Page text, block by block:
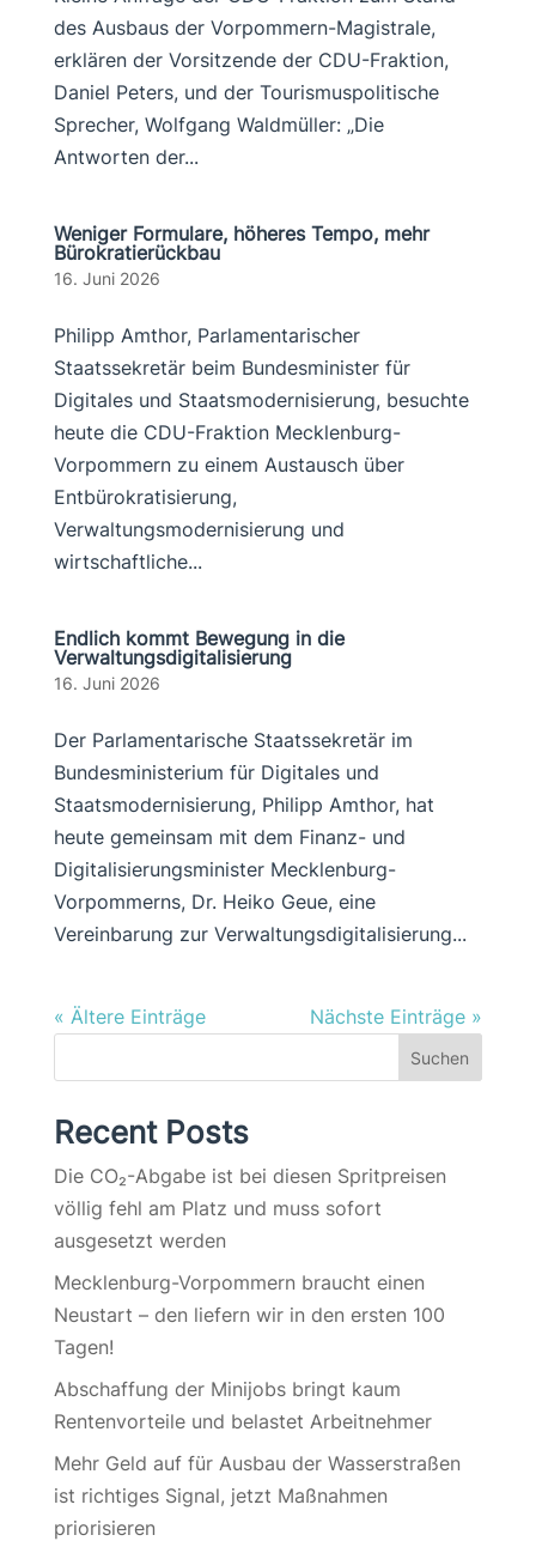
des Ausbaus der Vorpommern-Magistrale,
erklären der Vorsitzende der CDU-Fraktion,
Daniel Peters, und der Tourismuspolitische
Sprecher, Wolfgang Waldmüller: „Die
Antworten der...
Weniger Formulare, höheres Tempo, mehr
Bürokratierückbau
16. Juni 2026
Philipp Amthor, Parlamentarischer
Staatssekretär beim Bundesminister für
Digitales und Staatsmodernisierung, besuchte
heute die CDU-Fraktion Mecklenburg-
Vorpommern zu einem Austausch über
Entbürokratisierung,
Verwaltungsmodernisierung und
wirtschaftliche...
Endlich kommt Bewegung in die
Verwaltungsdigitalisierung
16. Juni 2026
Der Parlamentarische Staatssekretär im
Bundesministerium für Digitales und
Staatsmodernisierung, Philipp Amthor, hat
heute gemeinsam mit dem Finanz- und
Digitalisierungsminister Mecklenburg-
Vorpommerns, Dr. Heiko Geue, eine
Vereinbarung zur Verwaltungsdigitalisierung...
« Ältere Einträge Nächste Einträge »
Suchen
Recent Posts
Die CO₂-Abgabe ist bei diesen Spritpreisen
völlig fehl am Platz und muss sofort
ausgesetzt werden
Mecklenburg-Vorpommern braucht einen
Neustart – den liefern wir in den ersten 100
Tagen!
Abschaffung der Minijobs bringt kaum
Rentenvorteile und belastet Arbeitnehmer
Mehr Geld auf für Ausbau der Wasserstraßen
ist richtiges Signal, jetzt Maßnahmen
priorisieren